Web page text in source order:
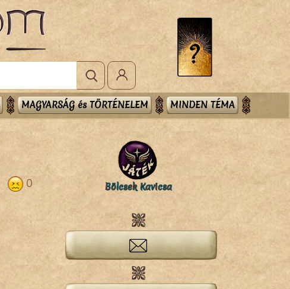
MAGYARSÁG és TÖRTÉNELEM MINDEN TÉMA
0 Bölcsek Kavicsa